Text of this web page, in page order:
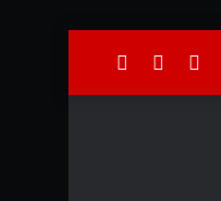
إضافة تسجيل